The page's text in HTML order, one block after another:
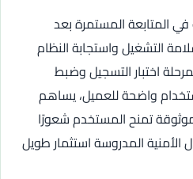
المتابعة المستمرة بعد
التشغيل واستجابة النظام
اختبار التسجيل وضبط
واضحة للعميل، يساهم
تمنح المستخدم شعورًا
الأمنية المدروسة استثمار طويل